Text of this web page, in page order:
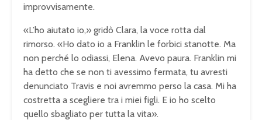
improvvisamente.
«L’ho aiutato io,» gridò Clara, la voce rotta dal
rimorso. «Ho dato io a Franklin le forbici stanotte. Ma
non perché lo odiassi, Elena. Avevo paura. Franklin mi
ha detto che se non ti avessimo fermata, tu avresti
denunciato Travis e noi avremmo perso la casa. Mi ha
costretta a scegliere tra i miei figli. E io ho scelto
quello sbagliato per tutta la vita».